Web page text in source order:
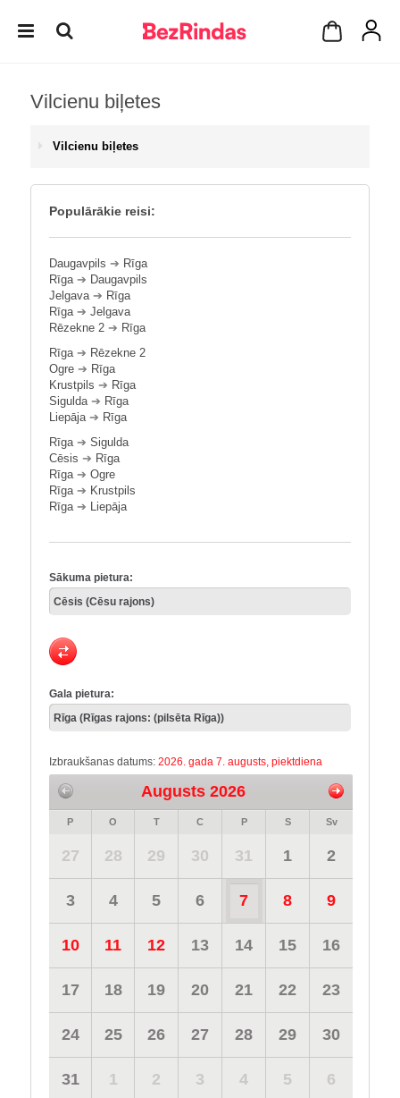
Vilcienu biļetes
Vilcienu biļetes
Populārākie reisi:
Daugavpils ➔ Rīga
Rīga➔ Daugavpils
Jelgava➔ Rīga
Rīga➔ Jelgava
Rēzekne 2 ➔ Rīga
Rīga➔ Rēzekne 2
Ogre ➔ Rīga
Krustpils ➔ Rīga
Sigulda➔ Rīga
Liepāja➔ Rīga
Rīga➔ Sigulda
Cēsis ➔ Rīga
Rīga➔ Ogre
Rīga➔ Krustpils
Rīga➔ Liepāja
Sākuma pietura:
Gala pietura:
Izbraukšanas datums: 2026. gada 7. augusts, piektdiena
Augusts 2026
P O T C P S Sv
27 28 29 30 31 1 2
3 4 5 6 7 8 9
10 11 12 13 14 15 16
17 18 19 20 21 22 23
24 25 26 27 28 29 30
31 1 2 3 4 5 6